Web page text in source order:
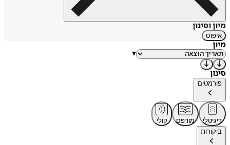
מיון וסינון
איפוס
מיון
▾
סינון
פורמטים
דיגיטלי מודפס
קולי
ביקורות